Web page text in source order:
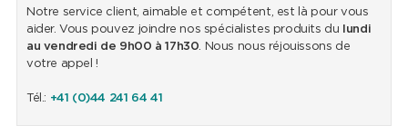
Notre service client, aimable et compétent, est là pour vous
aider. Vous pouvez joindre nos spécialistes produits du
lundi
au vendredi de 9h00 à 17h30. Nous nous réjouissons de
votre appel !
Tél.: +41 (0)44 241 64 41